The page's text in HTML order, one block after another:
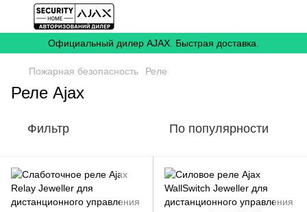
Официальный дилер AJAX. Быстрая доставка.
Пожарная безопасность Реле
Реле Ajax
Фильтр По популярности